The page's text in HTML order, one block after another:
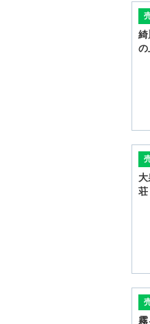
綺
荘
霧